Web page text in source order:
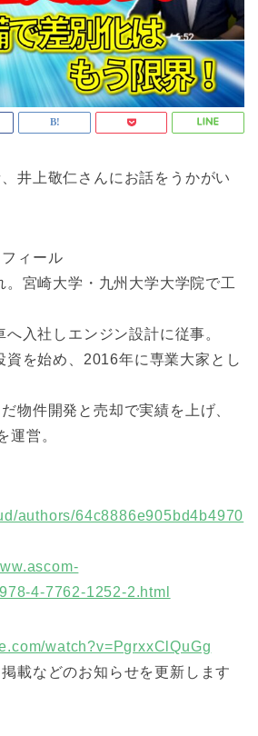
、井上敬仁さんにお話をうかがい
ィール
宮崎大学・九州大学大学院で工
入社しエンジン設計に従事。
資を始め、2016年に専業大家とし
物件開発と売却で実績を上げ、
運営。
authors/64c8886e905bd4b4970
4-7762-1252-2.html
watch?v=PgrxxClQuGg
載などのお知らせを更新します